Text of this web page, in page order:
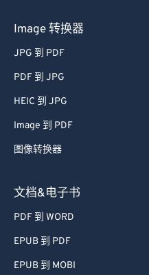
Image 转换器
JPG 到 PDF
PDF 到 JPG
HEIC 到 JPG
Image 到 PDF
图像转换器
文档&电子书
PDF 到 WORD
EPUB 到 PDF
EPUB 到 MOBI